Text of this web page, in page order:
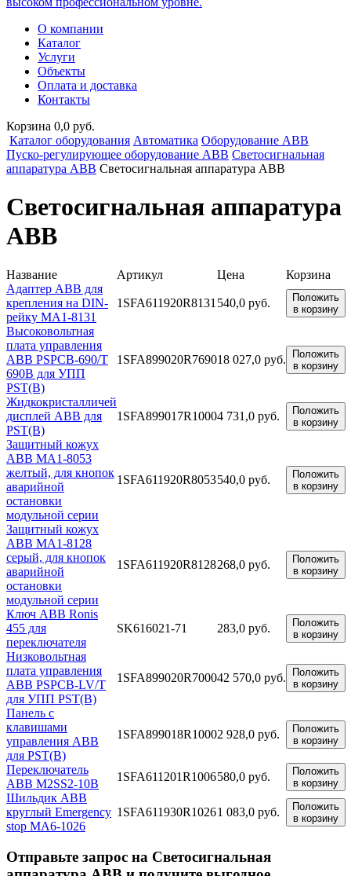
О компании
Каталог
Услуги
Объекты
Оплата и доставка
Контакты
Корзина 0,0 руб.
Каталог оборудования Автоматика Оборудование ABB
Пуско-регулирующее оборудование ABB Светосигнальная
аппаратура ABB Светосигнальная аппаратура ABB
Светосигнальная аппаратура
ABB
Название Артикул Цена
Корзина
Адаптер ABB для
крепления на DIN-
рейку MA1-8131
1SFA611920R8131 540,0 руб.
Положить
в корзину
Высоковольтная
плата управления
ABB PSPCB-690/T
690В для УПП
PST(B)
1SFA899020R769018 027,0 руб.
Положить
в корзину
Жидкокристалличей
дисплей ABB для
PST(B)
1SFA899017R10004 731,0 руб.
Положить
в корзину
Защитный кожух
ABB MA1-8053
желтый, для кнопок
аварийной
остановки
модульной серии
1SFA611920R8053540,0 руб.
Положить
в корзину
Защитный кожух
ABB MA1-8128
серый, для кнопок
аварийной
остановки
модульной серии
1SFA611920R8128268,0 руб.
Положить
в корзину
Ключ ABB Ronis
455 для
переключателя
SK616021-71 283,0 руб.
Положить
в корзину
Низковольтная
плата управления
ABB PSPCB-LV/T
для УПП PST(B)
1SFA899020R700042 570,0 руб.
Положить
в корзину
Панель с
клавишами
управления ABB
для PST(B)
1SFA899018R10002 928,0 руб.
Положить
в корзину
Переключатель
ABB M2SS2-10B
1SFA611201R1006580,0 руб.
Положить
в корзину
Шильдик ABB
круглый Emergency
stop MA6-1026
1SFA611930R10261 083,0 руб.
Положить
в корзину
Отправьте запрос на Светосигнальная